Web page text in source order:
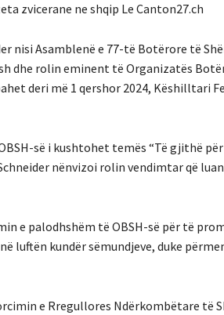
zvicerane ne shqip Le Canton27.ch
nisi Asamblenë e 77-të Botërore të
dhe rolin eminent të Organizatës
deri më 1 qershor 2024, Këshilltari
së i kushtohet temës “Të gjithë
nënvizoi rolin vendimtar që
e palodhshëm të OBSH-së për të
kundër sëmundjeve, duke
e Rregullores Ndërkombëtare të